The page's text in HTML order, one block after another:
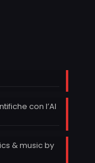
con l’AI
& music by